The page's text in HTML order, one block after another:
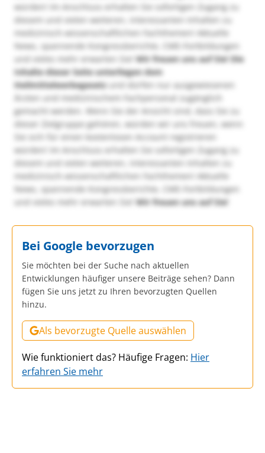
würden! Im Anschluss erhalten Sie sofortigen Zugang zu
diesem und vielen weiteren, interessanten Inhalten zu
medizinisch-wissenschaftlichen Fachthemen! Aktuelle
News, spannende Kongressberichte, CME-Fortbildungen
und vieles mehr erwarten Sie!Wir freuen uns auf Sie! Die
Inhalte dieser Seite unterliegen dem
Heilmittelwerbegesetzund dürfen nur ausgewiesenen
Ärzten und medizinischem Fachpersonal zugänglich
gemacht werden. Wenn Sie der Ansicht sind, dass Sie zu
dieser Zielgruppe gehören, würden wir uns freuen, wenn
Sie sich für einen kostenlosen Account registrieren
würden! Im Anschluss erhalten Sie sofortigen Zugang zu
diesem und vielen weiteren, interessanten Inhalten zu
medizinisch-wissenschaftlichen Fachthemen! Aktuelle
News, spannende Kongressberichte, CME-Fortbildungen
und vieles mehr erwarten Sie!Wir freuen uns auf Sie!
Bei Google bevorzugen
Sie möchten bei der Suche nach aktuellen
Entwicklungen häufiger unsere Beiträge sehen? Dann
fügen Sie uns jetzt zu Ihren bevorzugten Quellen
hinzu.
Als bevorzugte Quelle auswählen
Wie funktioniert das? Häufige Fragen: Hier
erfahren Sie mehr